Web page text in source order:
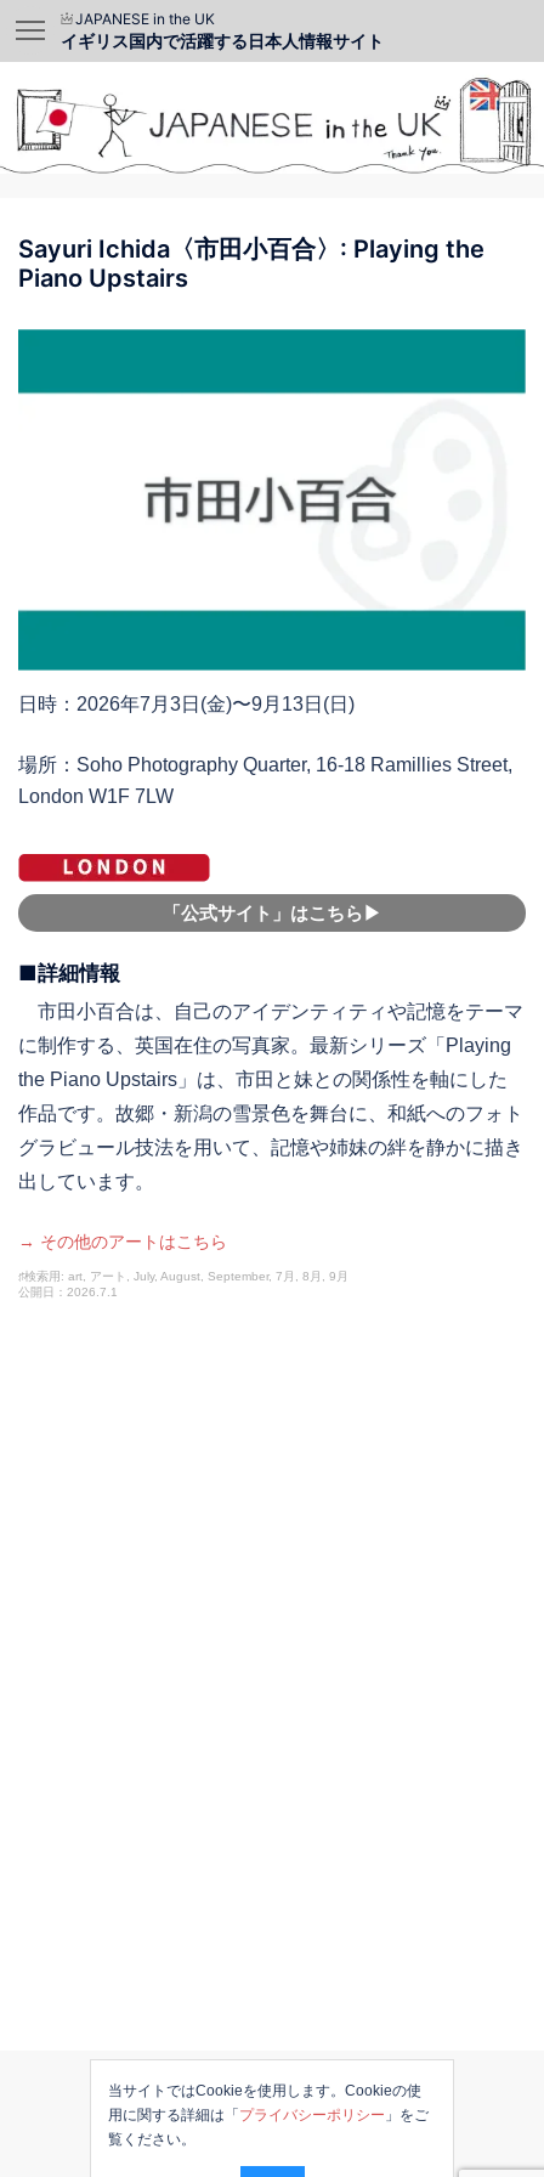
当サイトではCookieを使用します。Cookieの使
用に関する詳細は「プライバシーポリシー 」をご
覧ください。
JAPANESE in the UK
イギリス国内で活躍する日本人情報サイト
Sayuri Ichida〈市田小百合〉: Playing the
Piano Upstairs
日時：2026年7月3日(金)〜9月13日(日)
場所：Soho Photography Quarter, 16-18 Ramillies Street,
London W1F 7LW
「公式サイト」はこちら▶︎
■詳細情報
市田小百合は、自己のアイデンティティや記憶をテーマ
に制作する、英国在住の写真家。最新シリーズ「Playing
the Piano Upstairs」は、市田と妹との関係性を軸にした
作品です。故郷・新潟の雪景色を舞台に、和紙へのフォト
グラビュール技法を用いて、記憶や姉妹の絆を静かに描き
出しています。
→ その他のアートはこちら
♯検索用: art, アート, July, August, September, 7月, 8月, 9月
公開日：2026.7.1